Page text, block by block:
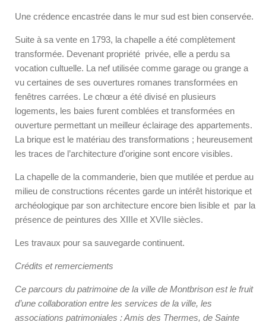
Une crédence encastrée dans le mur sud est bien conservée.
Suite à sa vente en 1793, la chapelle a été complètement
transformée. Devenant propriété privée, elle a perdu sa
vocation cultuelle. La nef utilisée comme garage ou grange a
vu certaines de ses ouvertures romanes transformées en
fenêtres carrées. Le chœur a été divisé en plusieurs
logements, les baies furent comblées et transformées en
ouverture permettant un meilleur éclairage des appartements.
La brique est le matériau des transformations ; heureusement
les traces de l’architecture d’origine sont encore visibles.
La chapelle de la commanderie, bien que mutilée et perdue au
milieu de constructions récentes garde un intérêt historique et
archéologique par son architecture encore bien lisible et par la
présence de peintures des XIIIe et XVIIe siècles.
Les travaux pour sa sauvegarde continuent.
Crédits et remerciements
Ce parcours du patrimoine de la ville de Montbrison est le fruit
d’une collaboration entre les services de la ville, les
associations patrimoniales : Amis des Thermes, de Sainte